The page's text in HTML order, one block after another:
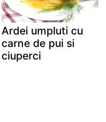
Ardei umpluti cu
carne de pui si
ciuperci